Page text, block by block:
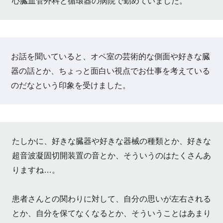
お話を聞いていると、オペ室の芸術的な側面や好きな臓
器の話とか、ちょっと面白い視点でお仕事を考えている
のだなという印象を受けました。
たしかに、好きな臓器や好きな器械の種類とか、好きな
超音波凝固切開装置の音とか、そういうのはたくさんあ
りますね…。
患者さんとの関わりに対して、自分の思いが左右される
とか、自分を保てなくなるとか、そういうことはあまり